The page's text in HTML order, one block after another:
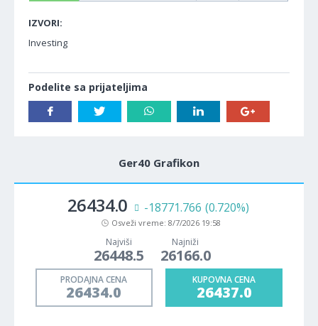
IZVORI:
Investing
Podelite sa prijateljima
Ger40 Grafikon
26434.0 -18771.766 (0.720%)
Osveži vreme: 8/7/2026 19:58
Najviši
26448.5
Najniži
26166.0
PRODAJNA CENA
26434.0
KUPOVNA CENA
26437.0